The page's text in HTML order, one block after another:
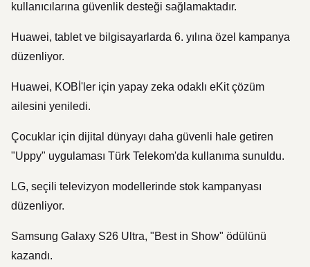
kullanıcılarına güvenlik desteği sağlamaktadır.
Huawei, tablet ve bilgisayarlarda 6. yılına özel kampanya
düzenliyor.
Huawei, KOBİ'ler için yapay zeka odaklı eKit çözüm
ailesini yeniledi.
Çocuklar için dijital dünyayı daha güvenli hale getiren
"Uppy" uygulaması Türk Telekom'da kullanıma sunuldu.
LG, seçili televizyon modellerinde stok kampanyası
düzenliyor.
Samsung Galaxy S26 Ultra, "Best in Show" ödülünü
kazandı.